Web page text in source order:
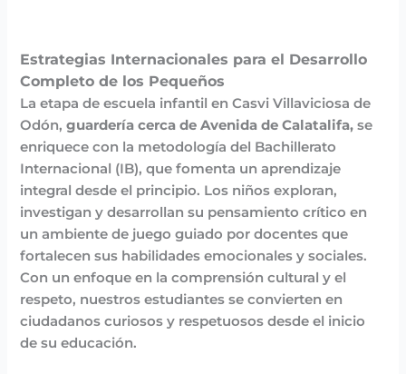
Estrategias Internacionales para el Desarrollo
Completo de los Pequeños
La etapa de escuela infantil en Casvi Villaviciosa de
Odón,guardería cerca de Avenida de Calatalifa, se
enriquece con la metodología del Bachillerato
Internacional (IB), que fomenta un aprendizaje
integral desde el principio. Los niños exploran,
investigan y desarrollan su pensamiento crítico en
un ambiente de juego guiado por docentes que
fortalecen sus habilidades emocionales y sociales.
Con un enfoque en la comprensión cultural y el
respeto, nuestros estudiantes se convierten en
ciudadanos curiosos y respetuosos desde el inicio
de su educación.